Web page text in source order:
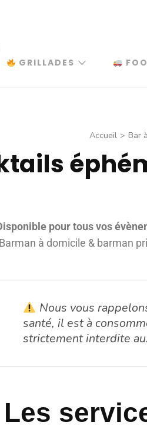
GRILLADES
Accueil > Bar
pour tous vos
Barman à domicile & barman
Nous vous
santé, il est à
strictement interdite
Les